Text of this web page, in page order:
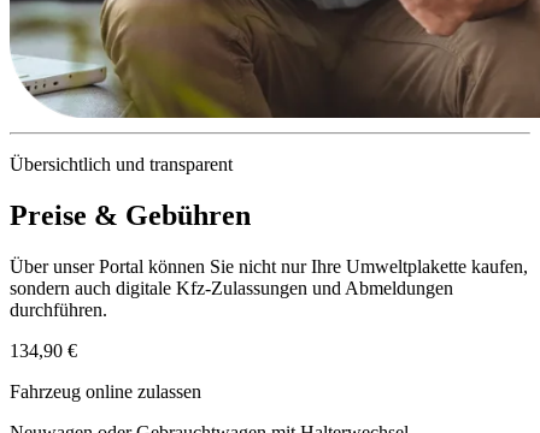
Übersichtlich und transparent
Preise & Gebühren
Über unser Portal können Sie nicht nur Ihre Umweltplakette kaufen,
sondern auch digitale Kfz-Zulassungen und Abmeldungen
durchführen.
134,90 €
Fahrzeug online zulassen